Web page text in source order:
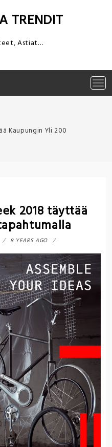
TRENDIT
Astiat…
Kaupungin Yli 200
2018 täyttää
8 YEARS AGO